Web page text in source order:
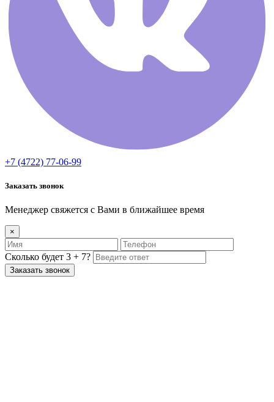
+7 (4722) 77-06-99
Заказать звонок
Менеджер свяжется с Вами в ближайшее время
×
Сколько будет 3 + 7?